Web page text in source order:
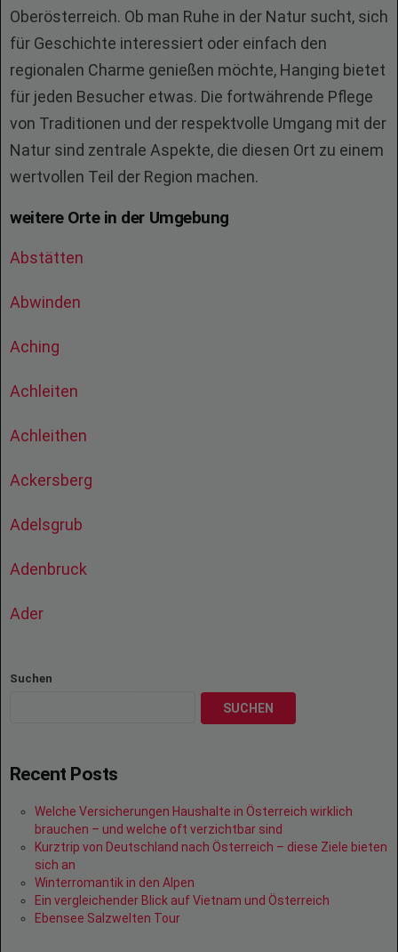
Oberösterreich. Ob man Ruhe in der Natur sucht, sich
für Geschichte interessiert oder einfach den
regionalen Charme genießen möchte, Hanging bietet
für jeden Besucher etwas. Die fortwährende Pflege
von Traditionen und der respektvolle Umgang mit der
Natur sind zentrale Aspekte, die diesen Ort zu einem
wertvollen Teil der Region machen.
weitere Orte in der Umgebung
Abstätten
Abwinden
Aching
Achleiten
Achleithen
Ackersberg
Adelsgrub
Adenbruck
Ader
Suchen
SUCHEN
Recent Posts
Welche Versicherungen Haushalte in Österreich wirklich
brauchen – und welche oft verzichtbar sind
Kurztrip von Deutschland nach Österreich – diese Ziele bieten
sich an
Winterromantik in den Alpen
Ein vergleichender Blick auf Vietnam und Österreich
Ebensee Salzwelten Tour